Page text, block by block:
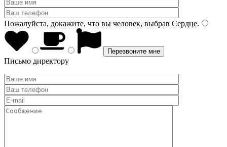
Пожалуйста, докажите, что вы человек, выбрав Сердце.
Письмо директору